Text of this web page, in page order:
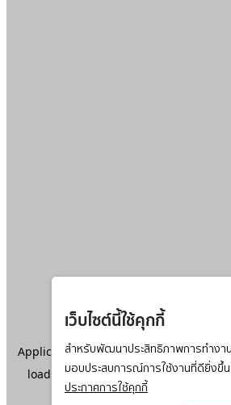
เว็บไซต์นี้ใช้คุกกี้
สำหรับพัฒนาประสิทธิภาพการทำงาน
มอบประสบการณ์การใช้งานที่ดียิ่งขึ้น
ประกาศการใช้คุกกี้
Application error: aclient-side
loadingwww.ktc.co.th(see the
information).